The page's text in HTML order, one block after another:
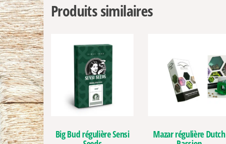
Produits similaires
Big Bud régulière Sensi Mazar régulière Dutch